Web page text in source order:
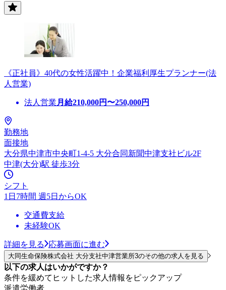
《正社員》40代の女性活躍中！企業福利厚生プランナー(法
人営業)
法人営業 月給210,000円〜250,000円
勤務地
面接地
大分県中津市中央町1-4-5 大分合同新聞中津支社ビル2F
中津(大分)駅 徒歩3分
シフト
1日7時間 週5日からOK
交通費支給
未経験OK
詳細を見る 応募画面に進む
大同生命保険株式会社 大分支社中津営業所3のその他の求人を見る
以下の求人はいかがですか？
条件を緩めてヒットした求人情報をピックアップ
派遣労働者